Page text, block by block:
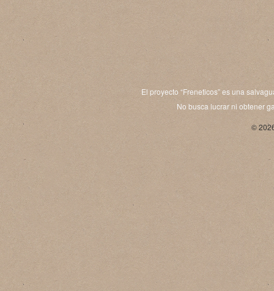
El proyecto “Freneticos” es una
No busca lucrar ni obtener
©